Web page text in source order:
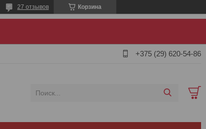
Корзина
27 отзывов
+375 (29) 620-54-86